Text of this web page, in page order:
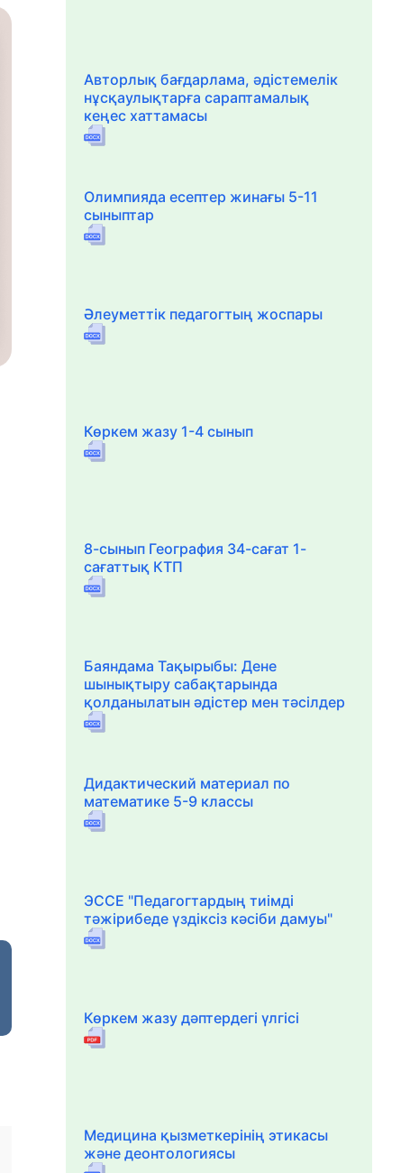
Авторлық бағдарлама, әдістемелік
нұсқаулықтарға сараптамалық
кеңес хаттамасы
Олимпияда есептер жинағы 5-11
сыныптар
Әлеуметтік педагогтың жоспары
Көркем жазу 1-4 сынып
8-сынып География 34-сағат 1-
сағаттық КТП
Баяндама Тақырыбы: Дене
шынықтыру сабақтарында
қолданылатын әдістер мен тәсілдер
Дидактический материал по
математике 5-9 классы
ЭССЕ "Педагогтардың тиімді
тәжірибеде үздіксіз кәсіби дамуы"
Көркем жазу дәптердегі үлгісі
Медицина қызметкерінің этикасы
және деонтологиясы